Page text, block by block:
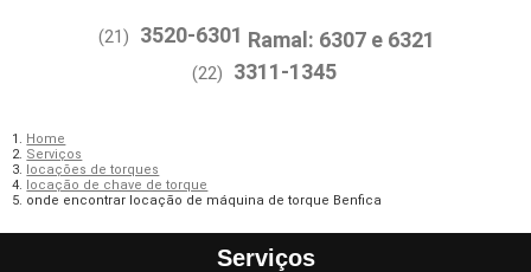
(21) 3520-6301
(22) 3311-1345
Home
Serviços
locações de torques
locação de chave de torque
onde encontrar locação de máquina de torque Benfica
Serviços